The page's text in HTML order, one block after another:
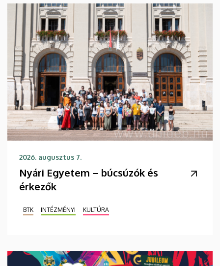
2026. augusztus 7.
Nyári Egyetem – búcsúzók és
érkezők
BTK INTÉZMÉNYI KULTÚRA